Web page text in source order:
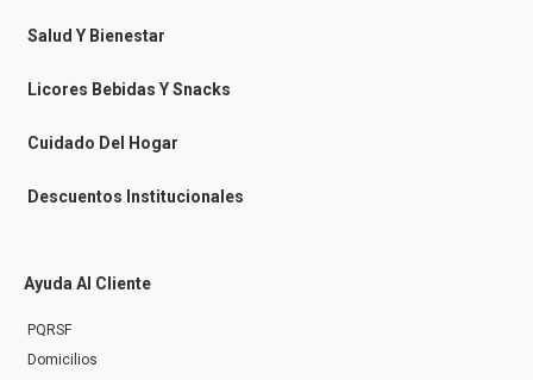
s
s
n
g
r
Salud Y Bienestar
Licores Bebidas Y Snacks
Cuidado Del Hogar
Descuentos Institucionales
Ayuda Al Cliente
PQRSF
Domicilios